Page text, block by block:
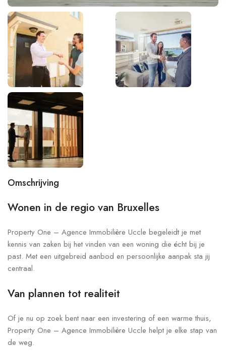
Omschrijving
Wonen in de regio van Bruxelles
Property One – Agence Immobilière Uccle begeleidt je met
kennis van zaken bij het vinden van een woning die écht bij je
past. Met een uitgebreid aanbod en persoonlijke aanpak sta jij
centraal.
Van plannen tot realiteit
Of je nu op zoek bent naar een investering of een warme thuis,
Property One – Agence Immobilière Uccle helpt je elke stap van
de weg.